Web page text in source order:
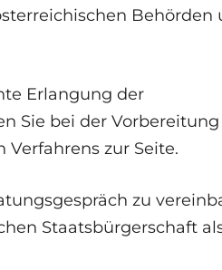
Behörden
Erlangung der
Sie bei der
zur Seite.
zu
Staatsbürgerschaft